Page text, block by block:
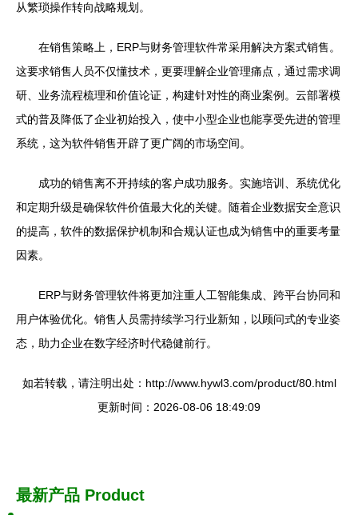
从繁琐操作转向战略规划。
在销售策略上，ERP与财务管理软件常采用解决方案式销售。
这要求销售人员不仅懂技术，更要理解企业管理痛点，通过需求调
研、业务流程梳理和价值论证，构建针对性的商业案例。云部署模
式的普及降低了企业初始投入，使中小型企业也能享受先进的管理
系统，这为软件销售开辟了更广阔的市场空间。
成功的销售离不开持续的客户成功服务。实施培训、系统优化
和定期升级是确保软件价值最大化的关键。随着企业数据安全意识
的提高，软件的数据保护机制和合规认证也成为销售中的重要考量
因素。
ERP与财务管理软件将更加注重人工智能集成、跨平台协同和
用户体验优化。销售人员需持续学习行业新知，以顾问式的专业姿
态，助力企业在数字经济时代稳健前行。
如若转载，请注明出处：http://www.hywl3.com/product/80.html
更新时间：2026-08-06 18:49:09
最新产品 Product